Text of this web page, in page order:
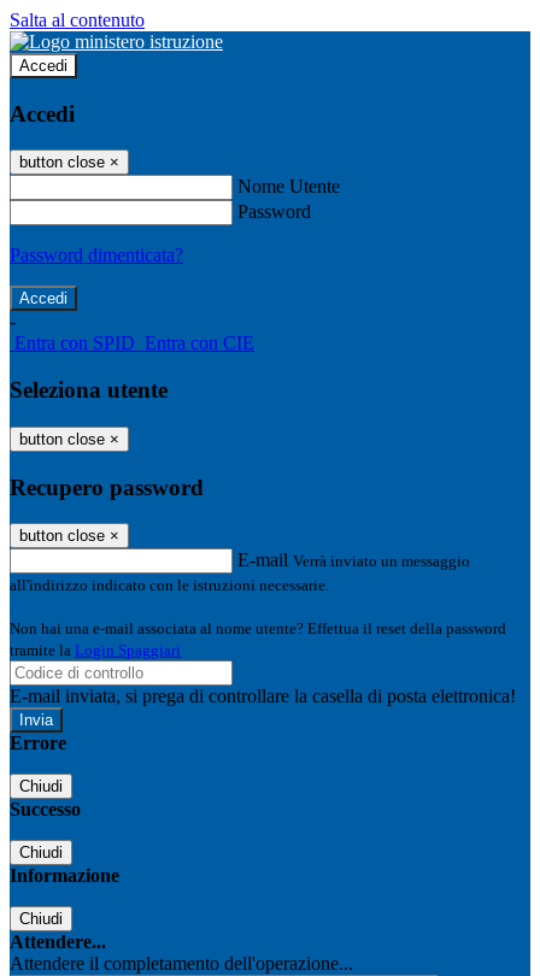
Salta al contenuto
Accedi
Accedi
button close ×
Nome Utente
Password
Password dimenticata?
-
Entra con SPID Entra con CIE
Seleziona utente
button close ×
Recupero password
button close ×
E-mail Verrà inviato un messaggio
all'indirizzo indicato con le istruzioni necessarie.
Non hai una e-mail associata al nome utente? Effettua il reset della password
tramite la Login Spaggiari
E-mail inviata, si prega di controllare la casella di posta elettronica!
Errore
Chiudi
Successo
Chiudi
Informazione
Chiudi
Attendere...
Attendere il completamento dell'operazione...